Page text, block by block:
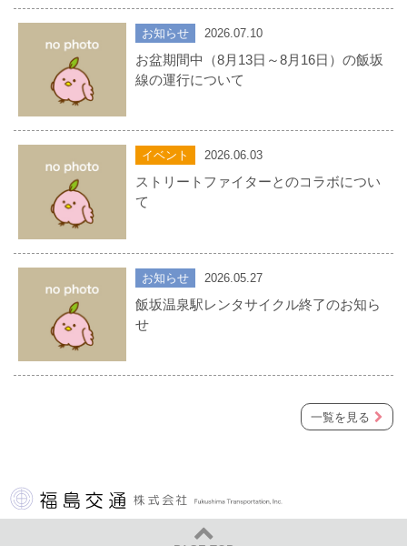
お知らせ 2026.07.10
お盆期間中（8月13日～8月16日）の飯坂
線の運行について
イベント 2026.06.03
ストリートファイターとのコラボについ
て
お知らせ 2026.05.27
飯坂温泉駅レンタサイクル終了のお知ら
せ
一覧を見る